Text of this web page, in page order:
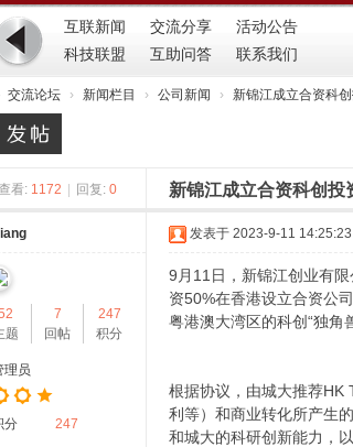
互联新闻 交流分享
活动公告
科技联盟
互助问答 联系我们
交流论坛 › 新闻栏目 › 公司新闻 › 新锦江成立合资科
看: 1172 回复: 0 新锦江成立合资科创投
题
7
回帖
247
积分
理员
分 247
发表于 2023-9-11 14:25:23
9月11日，新锦江创业有
资50%在香港设立合资公
粤港澳大湾区的科创“独角兽
根据协议，由城大推荐HK
利等）和商业转化所产生
和城大的科研创新能力，